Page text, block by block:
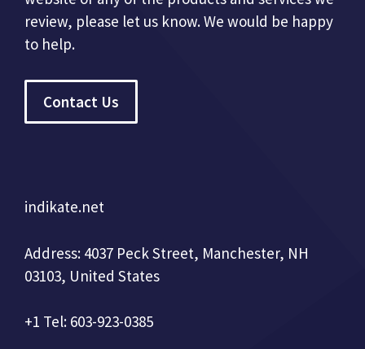
review, please let us know. We would be happy
to help.
Contact Us
indikate.net
Address: 4037 Peck Street, Manchester, NH
03103, United States
+1 Tel: 603-923-0385